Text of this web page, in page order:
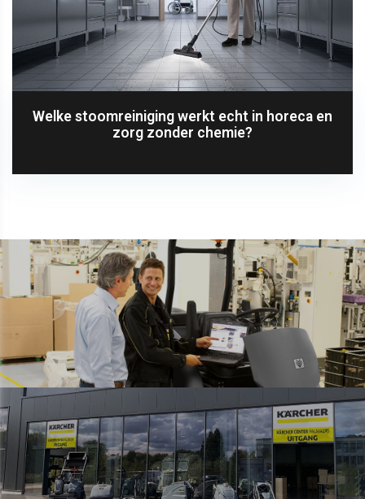
Welke stoomreiniging werkt echt in horeca en
zorg zonder chemie?